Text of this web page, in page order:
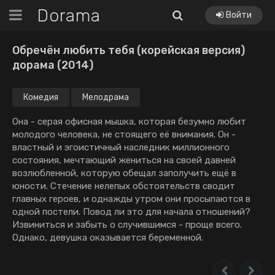
Dorama Войти
Обречён любить тебя (корейская версия)
дорама (2014)
Комедия Мелодрама
Она - серая офисная мышка, которая безумно любит
молодого человека, не стоящего её внимания. Он -
властный и эгоистичный наследник миллионного
состояния, мечтающий жениться на своей давней
возлюбленной, которую обещал заполучить ещё в
юности. Стечение нелепых обстоятельств сводит
главных героев, и однажды утром они просыпаются в
одной постели. Повод ли это для начала отношений?
Извиниться и забыть о случившимся - проще всего.
Однако, девушка оказывается беременной.